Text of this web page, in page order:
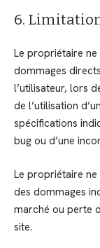
6.
Le propriétaire
dommages
l’utilisateur, lors
de l’utilisation
spécifications
bug ou d’une
Le propriétaire
des dommages
marché ou perte
site.